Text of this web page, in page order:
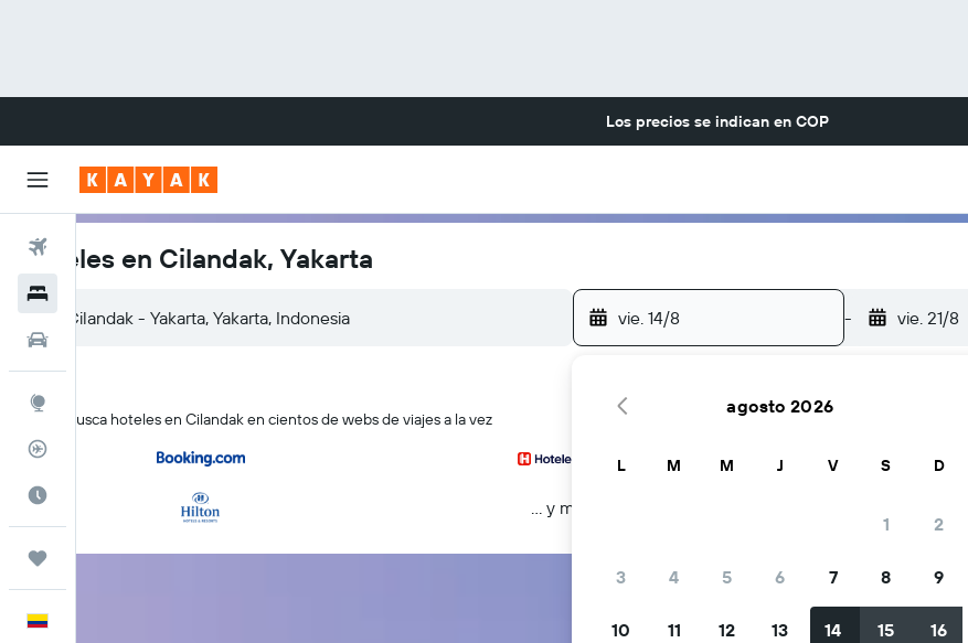
Los precios se indican en COP
Vuelos
Trips
Hoteles en Cilandak, Yakarta
vie. 14/8 - vie. 21/8
KAYAK busca hoteles en Cilandak en cientos de webs de viajes a la vez
… y más
agosto 2026
L M M J V S D
1 2
3 4 5 6 7 8 9
10 11 12 13 14 15 16